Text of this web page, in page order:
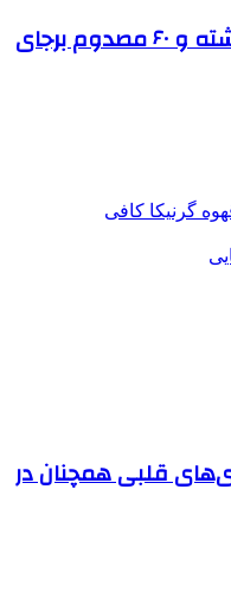
برخورد دو اتوبوس در کوبا ۲ کشته و ۶۰ مصدوم برجای
گرنیکا کافی
قلبی همچنان در